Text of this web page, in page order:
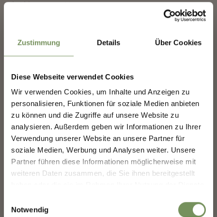
Zustimmung Details Über Cookies
Diese Webseite verwendet Cookies
Wir verwenden Cookies, um Inhalte und Anzeigen zu
personalisieren, Funktionen für soziale Medien anbieten
zu können und die Zugriffe auf unsere Website zu
analysieren. Außerdem geben wir Informationen zu Ihrer
Verwendung unserer Website an unsere Partner für
soziale Medien, Werbung und Analysen weiter. Unsere
Partner führen diese Informationen möglicherweise mit
weiteren Daten zusammen, die Sie ihnen bereitgestellt
Notwendig
Via Lido 4 39012 Merano
LEGGI DI PIÙ
✖
COSTRUIAMO INSIEME IL
FUTURO DI MERANO.
COSTRUIAMO INSIEME IL FUTURO DI
MERANO.
La tua opinione conta. Scansiona, condividi, fai la
differenza.